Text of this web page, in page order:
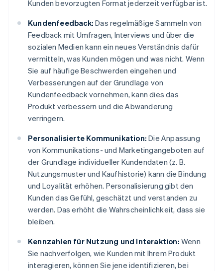
Kunden bevorzugten Format jederzeit verfügbar ist.
Kundenfeedback: Das regelmäßige Sammeln von
Feedback mit Umfragen, Interviews und über die
sozialen Medien kann ein neues Verständnis dafür
vermitteln, was Kunden mögen und was nicht. Wenn
Sie auf häufige Beschwerden eingehen und
Verbesserungen auf der Grundlage von
Kundenfeedback vornehmen, kann dies das
Produkt verbessern und die Abwanderung
verringern.
Personalisierte Kommunikation: Die Anpassung
von Kommunikations- und Marketingangeboten auf
der Grundlage individueller Kundendaten (z. B.
Nutzungsmuster und Kaufhistorie) kann die Bindung
und Loyalität erhöhen. Personalisierung gibt den
Kunden das Gefühl, geschätzt und verstanden zu
werden. Das erhöht die Wahrscheinlichkeit, dass sie
bleiben.
Kennzahlen für Nutzung und Interaktion: Wenn
Sie nachverfolgen, wie Kunden mit Ihrem Produkt
interagieren, können Sie jene identifizieren, bei